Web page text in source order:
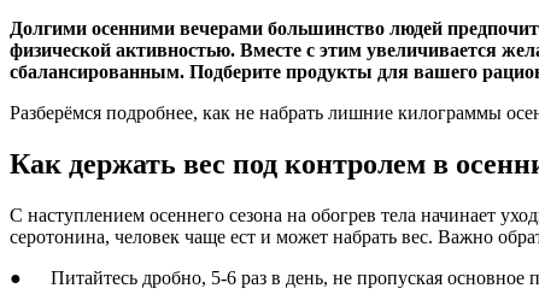
Долгими осенними вечерами большинство людей
физической активностью. Вместе с этим увеличивается
сбалансированным. Подберите продукты для вашего
Разберёмся подробнее, как не набрать лишние килограммы
Как держать вес под контролем в
С наступлением осеннего сезона на обогрев тела начинает
серотонина, человек чаще ест и может набрать вес. Важно
● Питайтесь дробно, 5-6 раз в день, не пропуская основное